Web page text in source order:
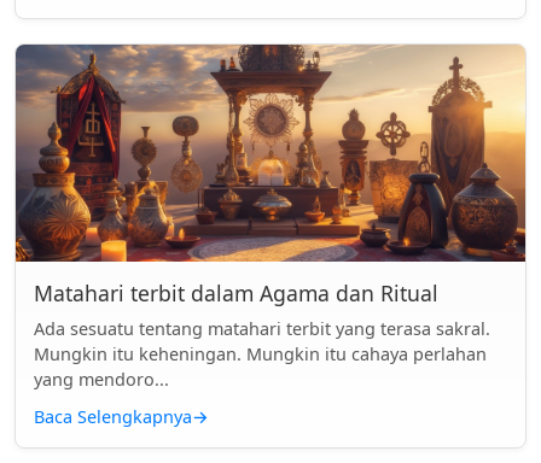
Matahari terbit dalam Agama dan Ritual
Ada sesuatu tentang matahari terbit yang terasa sakral.
Mungkin itu keheningan. Mungkin itu cahaya perlahan
yang mendoro...
Baca Selengkapnya→